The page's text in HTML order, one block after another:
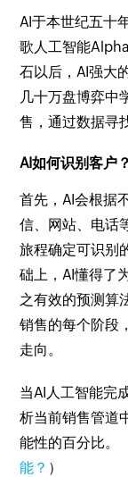
AI于本世纪五十
歌人工智能
石以后，AI强大
几十万盘博弈中
售，通过数据寻
AI如何识别客户？
首先，AI会根据
信、网站、电话
旅程确定可识别
础上，AI懂得了
之有效的预测算
销售的每个阶段
走向。
当AI人工智能完
析当前销售管道
能性的百分比。
能？ ）